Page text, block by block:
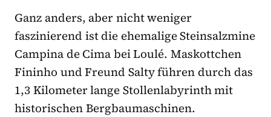
Ganz anders, aber nicht weniger
faszinierend ist die ehemalige Steinsalzmine
Campina de Cima bei Loulé. Maskottchen
Fininho und Freund Salty führen durch das
1,3 Kilometer lange Stollenlabyrinth mit
historischen Bergbaumaschinen.